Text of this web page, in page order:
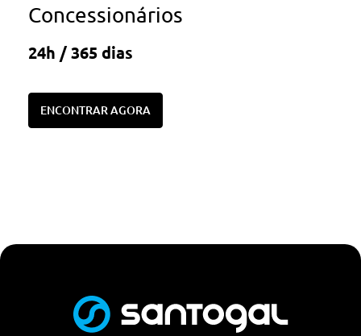
Concessionários
24h / 365 dias
ENCONTRAR AGORA